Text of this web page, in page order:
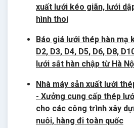
xuất lưới kéo giãn, lưới
hình thoi
Báo giá lưới thép hàn mạ
D2, D3, D4, D5, D6, D8,
lưới sắt hàn chập từ Hà
Nhà máy sản xuất lưới
- Xưởng cung cấp thép
cho các công trình xây
nuôi, hàng đi toàn quốc